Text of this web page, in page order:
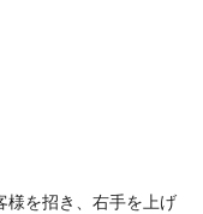
様を招き、右手を上げ